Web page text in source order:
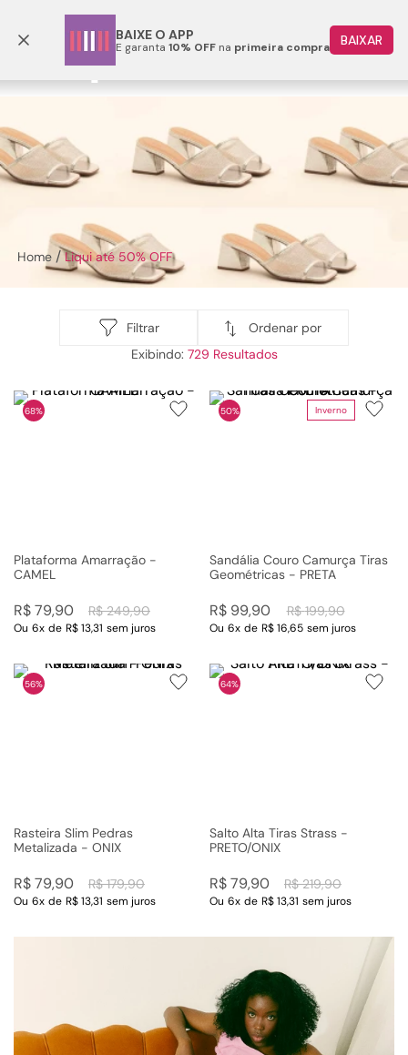
BAIXE O APP
E garanta 10% OFF na primeira compra BAIXAR
Frete grátis p/ todo o Brasil a partir de R$ 499,90
Liqui até 50% OFF
Filtrar
Ordenar por
729
68%
Plataforma Amarração -
CAMEL
R$ 249,90
R$79,90
Ou 6x de R$ 13,31 sem juros
Inverno
50%
Sandália Couro Camurça Tiras
Geométricas - PRETA
R$ 199,90
R$ 99,90
Ou 6x de R$ 16,65 sem juros
56%
Rasteira Slim Pedras
Metalizada - ONIX
R$ 179,90
R$79,90
Ou 6x de R$ 13,31 sem juros
64%
Salto Alta Tiras Strass -
PRETO/ONIX
R$ 219,90
R$79,90
Ou 6x de R$ 13,31 sem juros
2º
rasteira
3º
tenis
sandalia
6º
tamanco
bolsa
10 º scarpin